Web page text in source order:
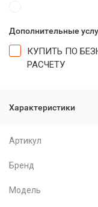
Дополнительные
КУПИТЬ ПО
РАСЧЕТУ
Характеристики
Артикул
Бренд
Модель